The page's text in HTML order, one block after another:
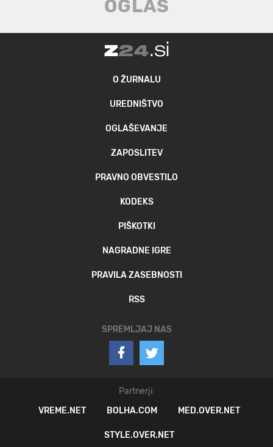
O ŽURNALU
UREDNIŠTVO
OGLAŠEVANJE
ZAPOSLITEV
PRAVNO OBVESTILO
KODEKS
PIŠKOTKI
NAGRADNE IGRE
PRAVILA ZASEBNOSTI
RSS
SPREMLJAJ NAS
Partnerji:
VREME.NET
BOLHA.COM MED.OVER.NET
STYLE.OVER.NET